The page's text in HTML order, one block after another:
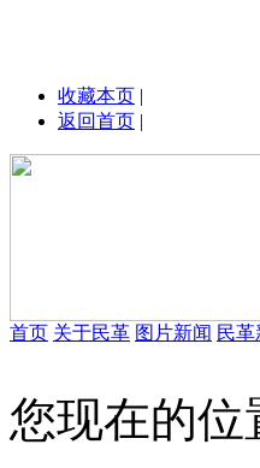
收藏本页 |
返回首页 |
首页 关于民革 图片新闻 民革
您现在的位